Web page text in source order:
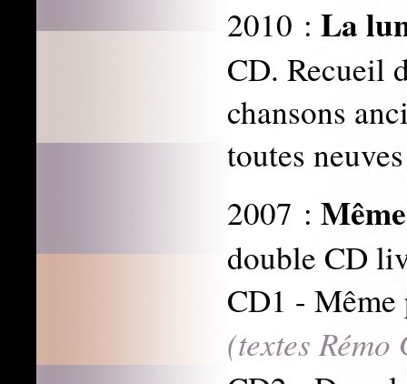
2010 : La
CD. Recueil
chansons
toutes
2007 :
double CD
CD1 - Même
(textes